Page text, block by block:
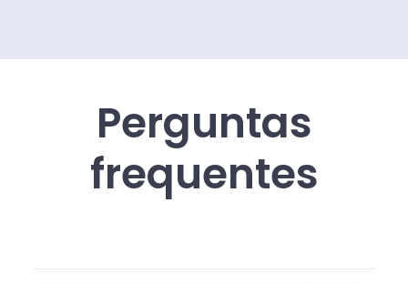
Perguntas
frequentes